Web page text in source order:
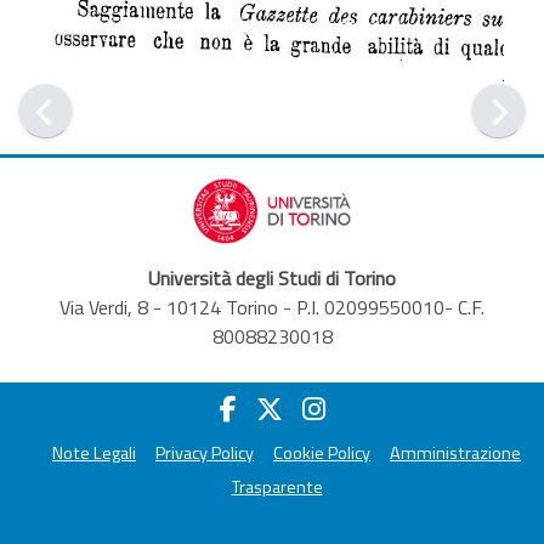
Università degli Studi di Torino
Via Verdi, 8 - 10124 Torino - P.I. 02099550010- C.F.
80088230018
Note Legali Privacy Policy Cookie Policy
Amministrazione
Trasparente